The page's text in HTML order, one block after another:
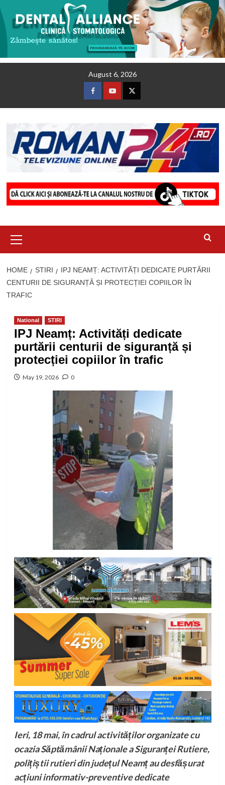
August 6, 2026
FacebookYoutubeTwitter
Menu
HOME STIRI
IPJ NEAMȚ: ACTIVITĂȚI DEDICATE PURTĂRII
CENTURII DE SIGURANȚĂ ȘI PROTECȚIEI COPIILOR ÎN
TRAFIC
National STIRI
IPJ Neamț: Activități dedicate
purtării centurii de siguranță și
protecției copiilor în trafic
May 19, 2026 0
Ieri, 18 mai, în cadrul activităților organizate cu
ocazia Săptămânii Naționale a Siguranței Rutiere,
polițiștii rutieri din județul Neamț au desfășurat
acțiuni informativ-preventive dedicate